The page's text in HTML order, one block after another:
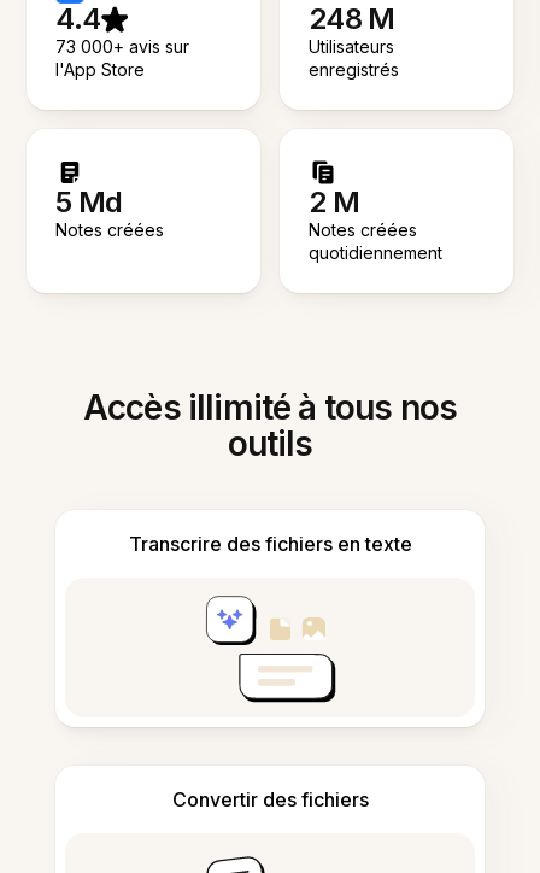
4.4
73 000+ avis sur
l'App Store
248 M
Utilisateurs
enregistrés
5 Md
Notes créées
2 M
Notes créées
quotidiennement
Accès illimité à tous nos
outils
Transcrire des fichiers en texte
Convertir des fichiers